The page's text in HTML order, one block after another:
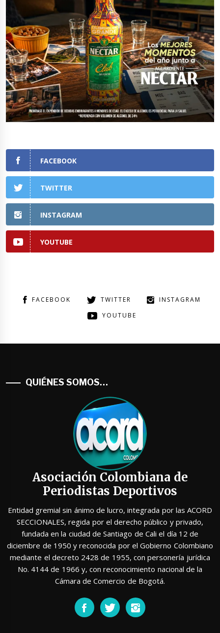
FACEBOOK
TWITTER
INSTAGRAM
YOUTUBE
FACEBOOK TWITTER
INSTAGRAM
YOUTUBE
QUIÉNES SOMOS…
Asociación Colombiana de
Periodistas Deportivos
Entidad gremial sin ánimo de lucro, integrada por las ACORD
SECCIONALES, regida por el derecho público y privado,
fundada en la ciudad de Santiago de Cali el día 12 de
diciembre de 1950 y reconocida por el Gobierno Colombiano
mediante el decreto 2428 de 1955, con personería jurídica
No. 4144 de 1966 y, con reconocimiento nacional de la
Cámara de Comercio de Bogotá.